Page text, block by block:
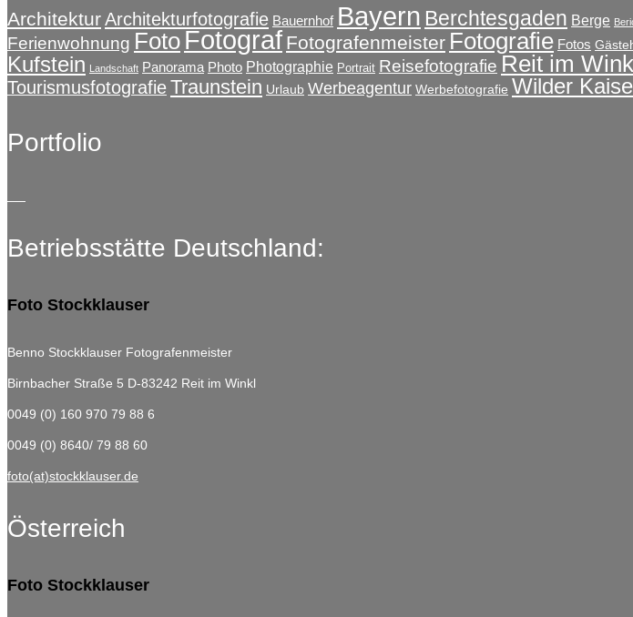
ArchitekturArchitekturfotografie Bauernhof Bayern Berchtesgaden Berge
Ferienwohnung Foto Fotograf Fotografenmeister Fotografie Fotos
Kufstein Landschaft Panorama Photo Photographie Portrait Reisefotografie Reit im
TourismusfotografieTraunstein Urlaub Werbeagentur Werbefotografie Wilder
Portfolio
Betriebsstätte Deutschland:
Foto Stockklauser
Benno Stockklauser Fotografenmeister
Birnbacher Straße 5 D-83242 Reit im Winkl
0049 (0) 160 970 79 88 6
0049 (0) 8640/ 79 88 60
foto(at)stockklauser.de
Österreich
Foto Stockklauser